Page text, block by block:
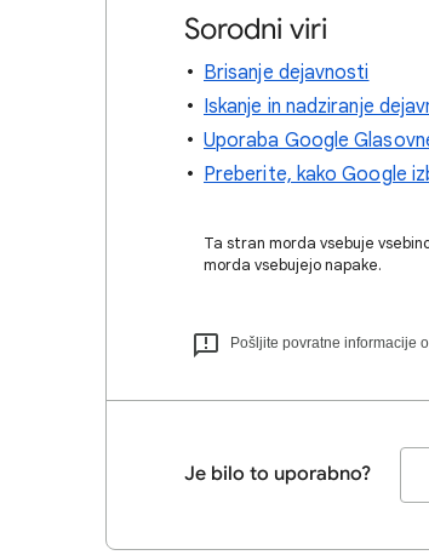
Sorodni viri
Brisanje dejavnosti
Iskanje in nadziranje
Uporaba Google
Preberite, kako Google
Ta stran morda vsebuje
morda vsebujejo napake.
Pošljite povratne informacije
Je bilo to uporabno?